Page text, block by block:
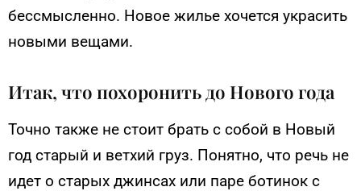
бессмысленно. Новое жилье хочется украсить
новыми вещами.
Итак, что похоронить до Нового года
Точно также не стоит брать с собой в Новый
год старый и ветхий груз. Понятно, что речь не
идет о старых джинсах или паре ботинок с